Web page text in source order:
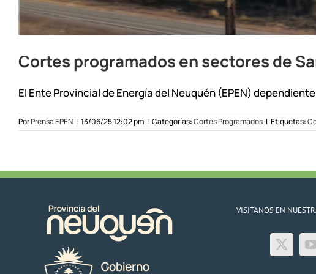
Cortes programados en sectores de
El Ente Provincial de Energía del Neuquén (EPEN)
PorPrensa EPEN | 13/06/25 12:02 pm | Categorías:Cortes Programados | Etiquetas:
VISITANOS EN